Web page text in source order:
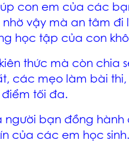
con em của các
vậy mà an tâm đi
học tập của con
thức mà còn chia
các mẹo làm bài
tối đa.
người bạn đồng
của các em học sinh.